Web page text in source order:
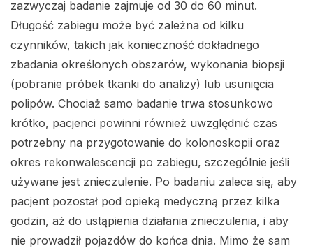
zazwyczaj badanie zajmuje od 30 do 60 minut.
Długość zabiegu może być zależna od kilku
czynników, takich jak konieczność dokładnego
zbadania określonych obszarów, wykonania biopsji
(pobranie próbek tkanki do analizy) lub usunięcia
polipów. Chociaż samo badanie trwa stosunkowo
krótko, pacjenci powinni również uwzględnić czas
potrzebny na przygotowanie do kolonoskopii oraz
okres rekonwalescencji po zabiegu, szczególnie jeśli
używane jest znieczulenie. Po badaniu zaleca się, aby
pacjent pozostał pod opieką medyczną przez kilka
godzin, aż do ustąpienia działania znieczulenia, i aby
nie prowadził pojazdów do końca dnia. Mimo że sam